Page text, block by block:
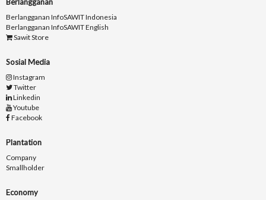
Berlangganan InfoSAWIT Indonesia
Berlangganan InfoSAWIT English
Sawit Store
Sosial Media
Instagram
Twitter
Linkedin
Youtube
Facebook
Plantation
Company
Smallholder
Economy